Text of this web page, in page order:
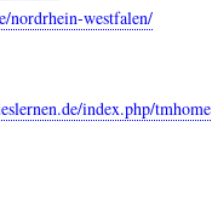
nordrhein-westfalen/
index.php/tmhome